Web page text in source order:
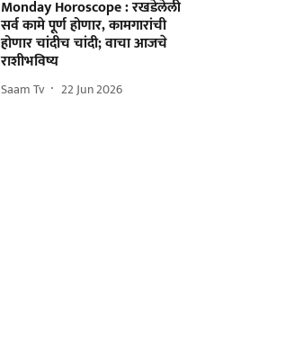
Monday Horoscope : रखडेलेली
सर्व कामे पूर्ण होणार, कामगारांची
होणार चांदीच चांदी; वाचा आजचे
राशीभविष्य
Saam Tv 22 Jun 2026